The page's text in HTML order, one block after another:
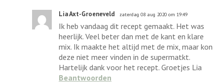
Lia Axt-Groeneveld zaterdag 08 aug 2020 om 19:49
Ik heb vandaag dit recept gemaakt. Het was
heerlijk. Veel beter dan met de kant en klare
mix. Ik maakte het altijd met de mix, maar kon
deze niet meer vinden in de supermatkt.
Hartelijk dank voor het recept. Groetjes Lia
Beantwoorden